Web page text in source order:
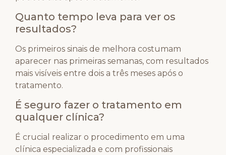
Quanto tempo leva para ver os
resultados?
Os primeiros sinais de melhora costumam
aparecer nas primeiras semanas, com resultados
mais visíveis entre dois a três meses após o
tratamento.
É seguro fazer o tratamento em
qualquer clínica?
É crucial realizar o procedimento em uma
clínica especializada e com profissionais